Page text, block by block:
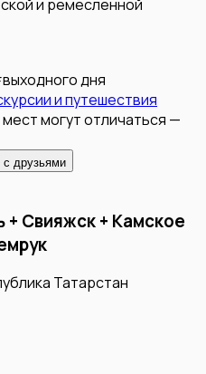
и ремесленной
выходного дня
и путешествия
могут отличаться —
с друзьями
+ Свияжск + Камское
Татарстан